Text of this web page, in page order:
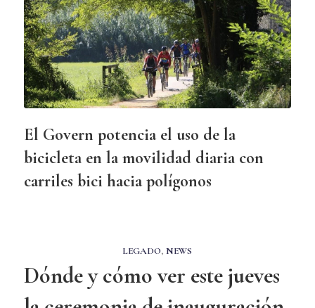
El Govern potencia el uso de la
bicicleta en la movilidad diaria con
carriles bici hacia polígonos
LEGADO,NEWS
Dónde y cómo ver este jueves